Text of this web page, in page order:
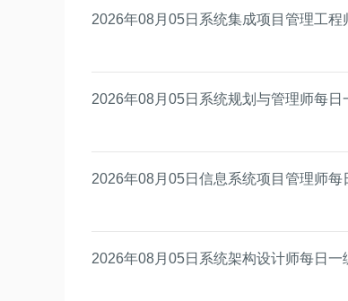
2026年08月05日系统集成项目管理工程
2026年08月05日系统规划与管理师每日
2026年08月05日信息系统项目管理师每
2026年08月05日系统架构设计师每日一